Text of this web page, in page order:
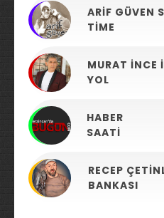
ARIF GÜVEN
TIME
MURAT İNCE
YOL
HABER
SAATI
RECEP
BANKASI